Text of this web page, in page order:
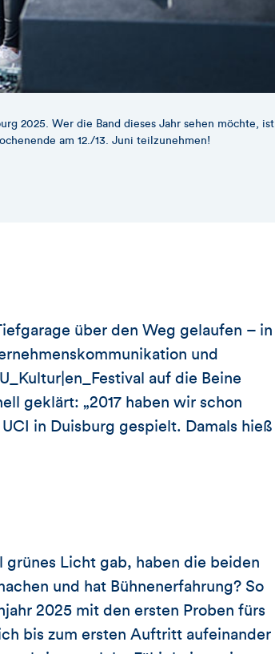
2025. Wer die Band dieses Jahr sehen möchte, ist
am 12./13. Juni teilzunehmen!
über den Weg gelaufen – in
und
auf die Beine
geklärt: „2017 haben wir schon
in Duisburg gespielt. Damals hieß
grünes Licht gab, haben die beiden
und hat Bühnenerfahrung? So
2025 mit den ersten Proben fürs
bis zum ersten Auftritt aufeinander